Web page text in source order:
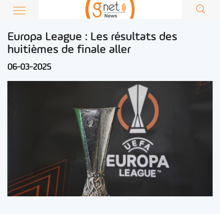
Europa League : Les résultats des
huitièmes de finale aller
06-03-2025